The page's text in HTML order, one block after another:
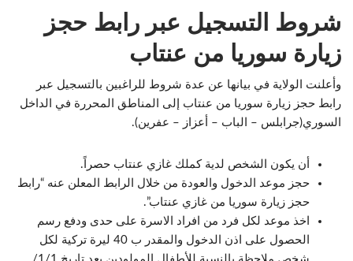
شروط التسجيل عبر رابط حجز
زيارة سوريا من عنتاب
وأعلنت الولاية في بيانها عن عدة شروط للراغبين بالتسجيل عبر
رابط حجز زيارة سوريا من عنتاب إلى المناطق المحررة في الداخل
السوري(جرابلس – الباب – أعزاز – عفرين).
أن يكون الشخص لدية كملك غازي عنتاب حصراً.
حجز موعد الدخول والعودة من خلال الرابط المعلن عنه “رابط
حجز زيارة سوريا من غازي عنتاب”.
اخذ موعد لكل فرد من افراد الاسرة على حدى ودفع رسم
الحصول على اذن الدخول والمقدر ب 40 ليرة تركية لكل